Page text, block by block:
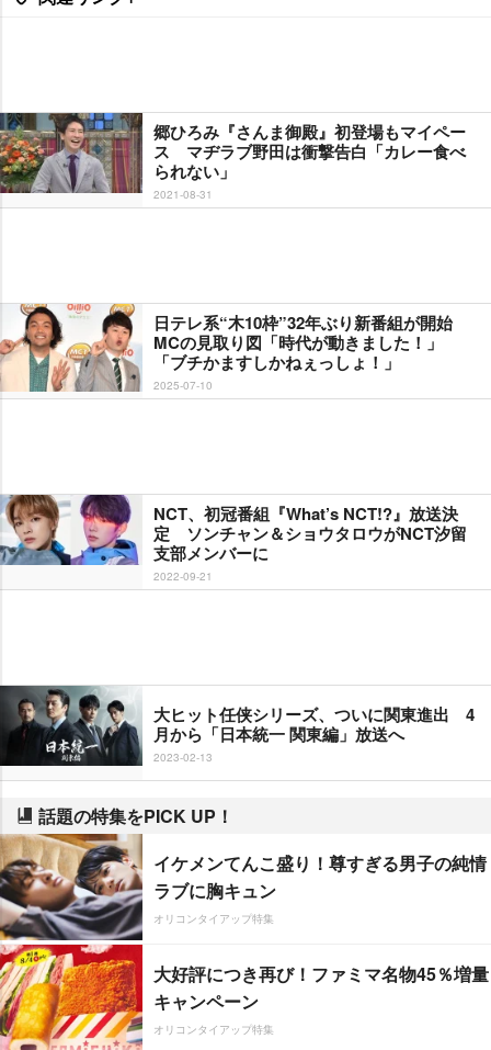
郷ひろみ『さんま御殿』初登場もマイペー
ス マヂラブ野田は衝撃告白「カレー食べ
られない」
2021-08-31
日テレ系“木10枠”32年ぶり新番組が開始
MCの見取り図「時代が動きました！」
「ブチかますしかねぇっしょ！」
2025-07-10
NCT、初冠番組『What’s NCT!?』放送決
定 ソンチャン＆ショウタロウがNCT汐留
支部メンバーに
2022-09-21
大ヒット任侠シリーズ、ついに関東進出 4
月から「日本統一 関東編」放送へ
2023-02-13
話題の特集をPICK UP！
イケメンてんこ盛り！尊すぎる男子の純情
ラブに胸キュン
オリコンタイアップ特集
大好評につき再び！ファミマ名物45％増量
キャンペーン
オリコンタイアップ特集